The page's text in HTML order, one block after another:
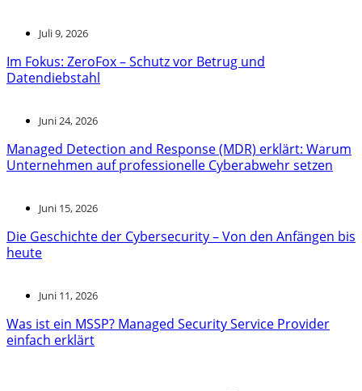
Juli 9, 2026
Im Fokus: ZeroFox – Schutz vor Betrug und
Datendiebstahl
Juni 24, 2026
Managed Detection and Response (MDR) erklärt: Warum
Unternehmen auf professionelle Cyberabwehr setzen
Juni 15, 2026
Die Geschichte der Cybersecurity – Von den Anfängen bis
heute
Juni 11, 2026
Was ist ein MSSP? Managed Security Service Provider
einfach erklärt